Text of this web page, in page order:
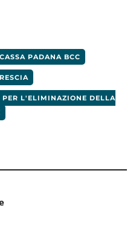
CASSA PADANA BCC
L'ELIMINAZIONE DELLA